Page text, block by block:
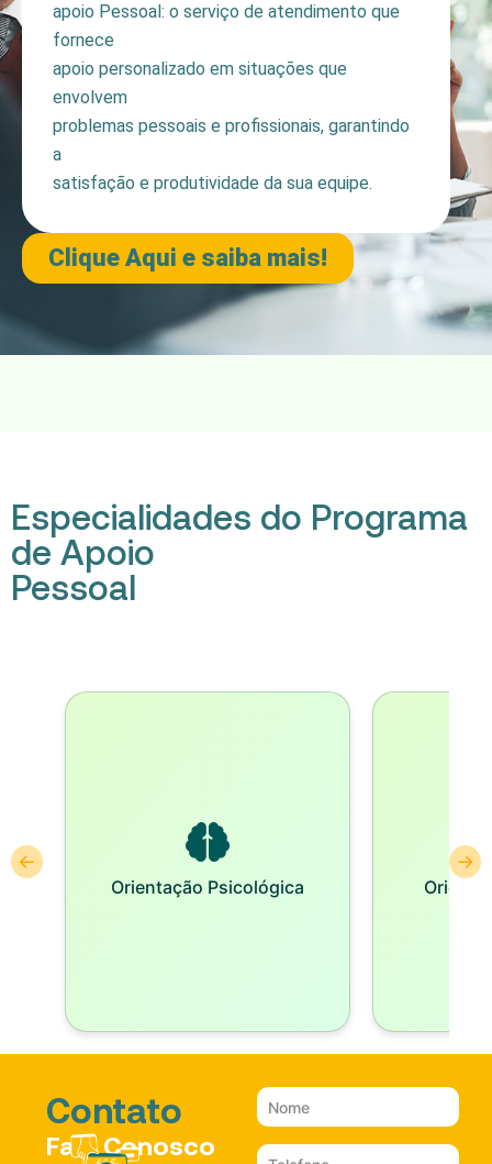
apoio Pessoal: o serviço de atendimento que
fornece
apoio personalizado em situações que
envolvem
problemas pessoais e profissionais, garantindo
a
satisfação e produtividade da sua equipe.
Clique Aqui e saiba mais!
Especialidades do Programa
de Apoio
Pessoal
←
Orientação Psicológica
→
Contato
Fale Conosco